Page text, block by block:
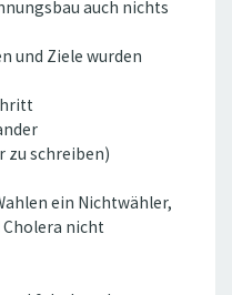
auch nichts
und Ziele wurden
zu schreiben)
ein Nichtwähler,
nicht